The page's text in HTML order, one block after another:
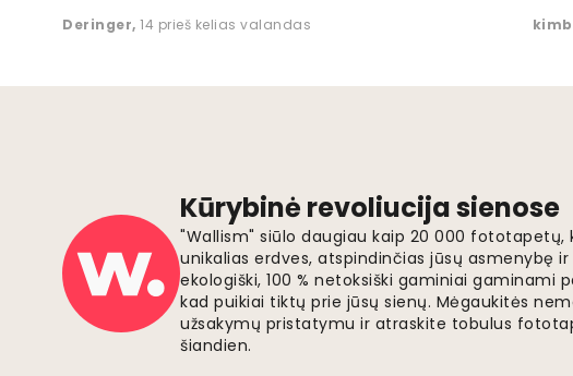
Deringer, 14 prieš kelias valandas
Kūrybinė revoliucija sienose
"Wallism" siūlo daugiau kaip 20 000 fototapetų,
unikalias erdves, atspindinčias jūsų asmenybę ir
ekologiški, 100 % netoksiški gaminiai gaminami
kad puikiai tiktų prie jūsų sienų. Mėgaukitės
užsakymų pristatymu ir atraskite tobulus
šiandien.